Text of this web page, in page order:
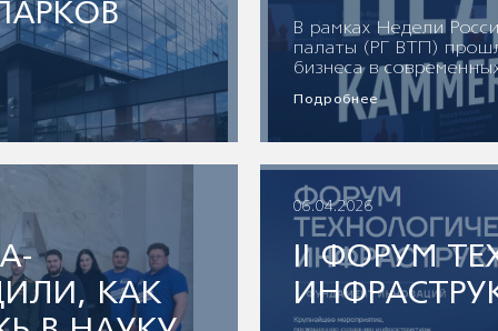
В рамках Недели
палаты (РГ ВТП)
бизнеса в
Подробнее
КАК
06.04.2026
II ФОРУМ